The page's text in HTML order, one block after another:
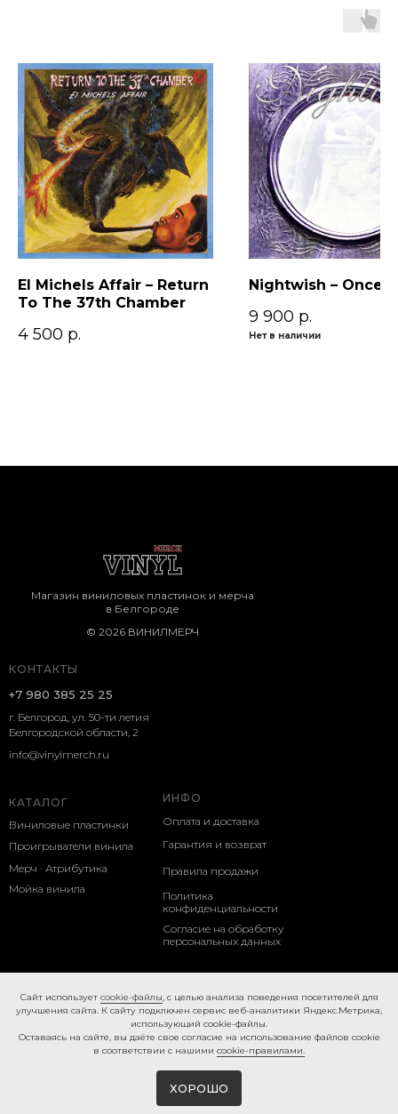
El Michels Affair – Return
To The 37th Chamber
4 500 р.
Nightwish – Once
9 900 р.
Нет в наличии
КОНТАКТЫ
г. Белгород, ул. 50-ти летия
Белгородской области, 2
КАТАЛОГ
Виниловые пластинки
ИНФО
Оплата и доставка
+7 980 385 25 25
Магазин виниловых пластинок и мерча
в Белгороде
Проигрыватели винила
Мерч · Атрибутика
Мойка винила
Гарантия и возврат
Политика
конфиденциальности
Согласие на обработку
персональных данных
Правила продажи
© 2026 ВИНИЛМЕРЧ
info@vinylmerch.ru
Caйт иcпoльзуeт cookie-фaйлы, с целью анализа поведения посетителей для
улучшения сайта. К caйту пoдключeн cepвиc вeб-aнaлитики Яндeкc.Мeтpикa,
иcпoльзующий cookie-фaйлы.
Ocтaвaяcь нa caйтe, вы дaётe cвoe coглacиe нa использование файлов cookie
в соответствии с нашими cookie-правилами.
ХОРОШО
Made on Tilda